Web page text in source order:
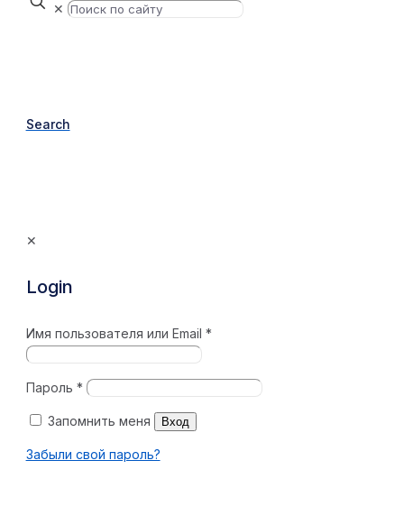
✕
Search
✕
Login
Имя пользователя или Email *
Пароль *
Запомнить меня Вход
Забыли свой пароль?